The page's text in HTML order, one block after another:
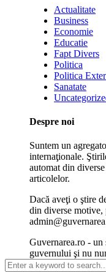
Actualitate
Business
Economie
Educatie
Fapt Divers
Politica
Politica
Sanatate
Despre noi
Suntem un
internaţionale.
automat din
articolelor.
Dacă aveţi o ştire
din diverse motive,
Guvernarea.ro - un
guvernului şi nu